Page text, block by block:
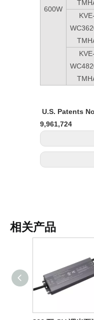
600W
KVE-
KVE-
U.S. Patents
9,961,724
相关产品